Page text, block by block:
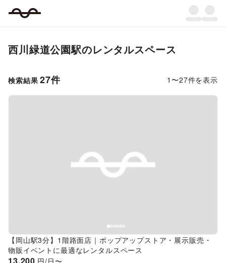
西川緑道公園駅のレンタルスペース
検索結果 27件 1 〜27件を表示
Previous slide
【岡山駅3分】1階路面店｜ポップアップストア・展示販売・
物販イベントに最適なレンタルスペース
円/日〜